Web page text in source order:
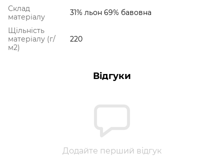
Склад
матеріалу
31% льон 69% бавовна
Щільність
матеріалу (г/
м2)
220
Відгуки
Додайте перший відгук